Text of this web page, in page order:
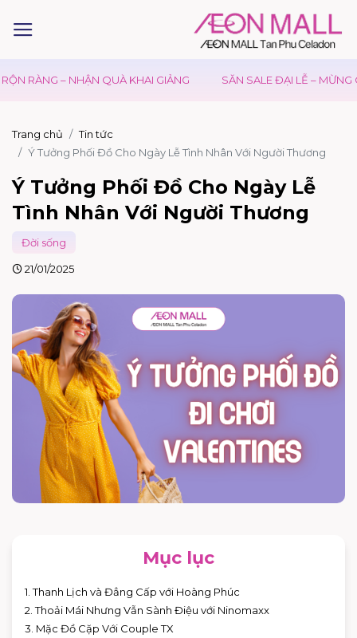
– NHẬN QUÀ KHAI GIẢNG SĂN SALE ĐẠI LỄ – MỪNG QUỐC
Trang chủ
Tin tức
Ý Tưởng Phối Đồ Cho Ngày Lễ Tình Nhân Với Người Thương
Ý Tưởng Phối Đồ Cho Ngày Lễ
Tình Nhân Với Người Thương
Đời sống
21/01/2025
Mục lục
1. Thanh Lịch và Đẳng Cấp với Hoàng Phúc
2. Thoải Mái Nhưng Vẫn Sành Điệu với Ninomaxx
3. Mặc Đồ Cặp Với Couple TX